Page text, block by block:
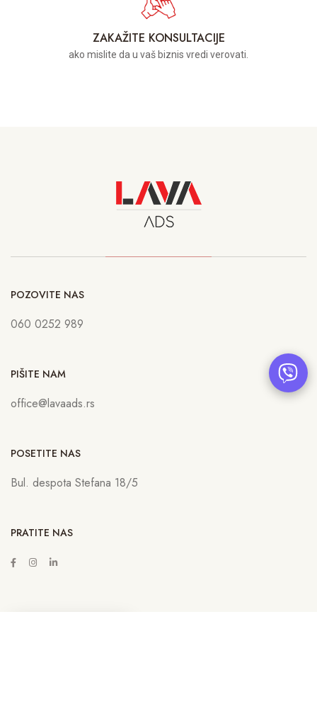
ZAKAŽITE KONSULTACIJE
ako mislite da u vaš biznis vredi verovati.
POZOVITE NAS
060 0252 989
PIŠITE NAM
office@lavaads.rs
POSETITE NAS
Bul. despota Stefana 18/5
PRATITE NAS